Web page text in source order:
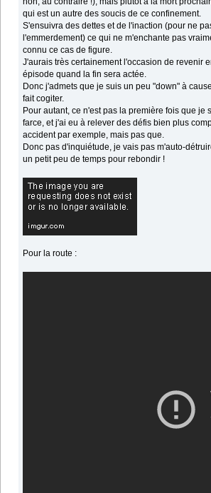
qui est un autre des soucis de ce confinement.
S'ensuivra des dettes et de l'inaction (pour ne
l'emmerdement) ce qui ne m'enchante pas
connu ce cas de figure.
J'aurais très certainement l'occasion de revenir
épisode quand la fin sera actée.
Donc j'admets que je suis un peu "down" à
fait cogiter.
Pour autant, ce n'est pas la première fois que je
farce, et j'ai eu à relever des défis bien plus
accident par exemple, mais pas que.
Donc pas d'inquiétude, je vais pas m'auto-
un petit peu de temps pour rebondir !
Pour la route :